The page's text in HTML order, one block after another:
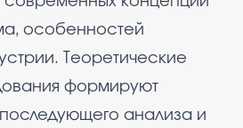
особенностей
Теоретические
формируют
анализа и